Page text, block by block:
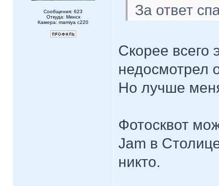
Сообщения: 623
Откуда: Минск
Камера: mamiya c220
За ответ
Скорее всего
недосмотрел
Но лучше
Фотосквот
Jam в
никто.